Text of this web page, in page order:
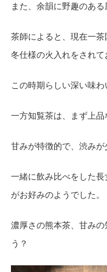
また、余韻に野趣のある
茶師によると、現在一
冬仕様の火入れをされて
この時期らしい深い味わ
一方知覧茶は、まず上品
甘みが特徴的で、渋みが
一緒に飲み比べをした
がお好みのようでした。
濃厚さの熊本茶、甘み
う？